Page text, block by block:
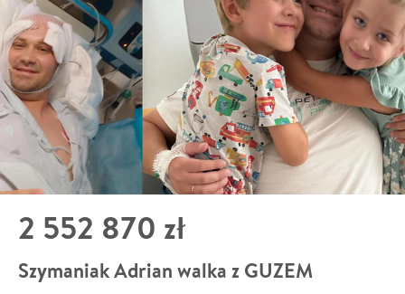
2 552 870 zł
Szymaniak Adrian walka z GUZEM